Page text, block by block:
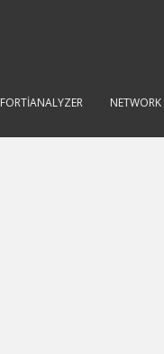
FORTIANALYZER NETWORK